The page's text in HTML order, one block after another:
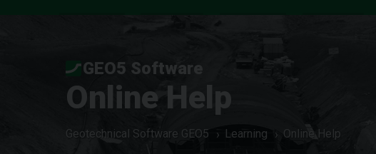
GEO5 Software
Online Help
Geotechnical Software GEO5 Learning Online Help